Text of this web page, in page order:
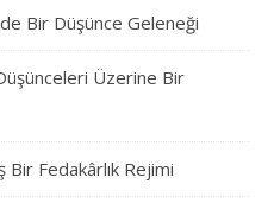
Bir Düşünce Geleneği
Üzerine Bir
Bir Fedakârlık Rejimi